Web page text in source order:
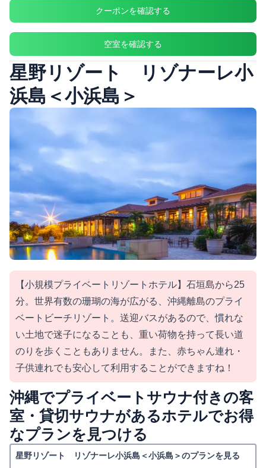
クーポンを確認する
空室を確認する
星野リゾート リゾナーレ小
浜島＜小浜島＞
【小規模プライベートリゾートホテル】石垣島から25
分。世界有数の珊瑚の海が広がる、沖縄離島のプライ
ベートビーチリゾート。送迎バスがあるので、慣れな
い土地で迷子になることも、重い荷物を持って長い道
のりを歩くこともありません。また、赤ちゃん連れ・
子供連れでも安心して利用することができますね！
沖縄でプライベートサウナ付きの客
室・貸切サウナがあるホテルでお得
なプランを見つける
星野リゾート リゾナーレ小浜島＜小浜島＞のプランを見る